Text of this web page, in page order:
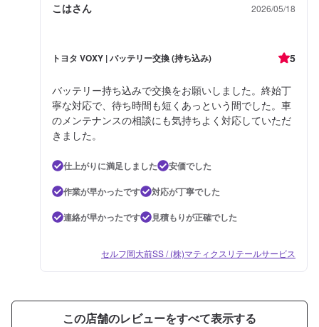
こはさん 2026/05/18
トヨタ VOXY | バッテリー交換 (持ち込み) 5
バッテリー持ち込みで交換をお願いしました。終始丁
寧な対応で、待ち時間も短くあっという間でした。車
のメンテナンスの相談にも気持ちよく対応していただ
きました。
仕上がりに満足しました
安価でした
作業が早かったです
対応が丁寧でした
連絡が早かったです
見積もりが正確でした
セルフ岡大前SS / (株)マティクスリテールサービス
この店舗のレビューをすべて表示する